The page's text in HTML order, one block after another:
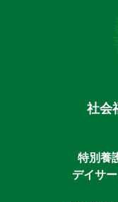
社会
特別養
デイサ